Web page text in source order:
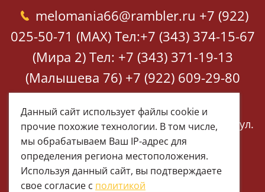
melomania66@rambler.ru +7 (922)
025-50-71 (MAX) Тел:+7 (343) 374-15-67
(Мира 2) Тел: +7 (343) 371-19-13
(Малышева 76) +7 (922) 609-29-80
(MAX)
Екатеринбург, ул. Мира 2
Екатеринбург, ул.
Малышева 76
Данный сайт использует файлы cookie и
прочие похожие технологии. В том числе,
мы обрабатываем Ваш IP-адрес для
определения региона местоположения.
Используя данный сайт, вы подтверждаете
свое согласие с политикой